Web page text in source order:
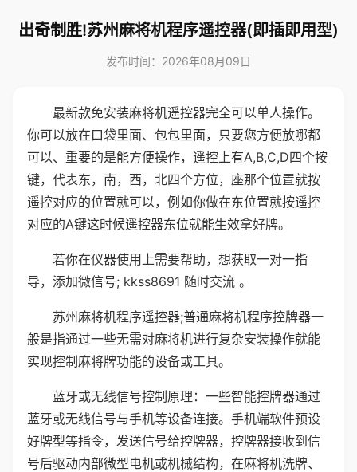
出奇制胜!苏州麻将机程序遥控器(即插即用型)
发布时间：2026年08月09日
最新款免安装麻将机遥控器完全可以单人操作。
你可以放在口袋里面、包包里面，只要您方便放哪都
可以、重要的是能方便操作，遥控上有A,B,C,D四个按
键，代表东，南，西，北四个方位，座那个位置就按
遥控对应的位置就可以，例如你做在东位置就按遥控
对应的A键这时候遥控器东位就能生效拿好牌。
若你在仪器使用上需要帮助，想获取一对一指
导，添加微信号; kkss8691 随时交流 。
苏州麻将机程序遥控器;普通麻将机程序控牌器一
般是指通过一些无需对麻将机进行复杂安装操作就能
实现控制麻将牌功能的设备或工具。
蓝牙或无线信号控制原理：一些智能控牌器通过
蓝牙或无线信号与手机等设备连接。手机端软件预设
好牌型等指令，发送信号给控牌器，控牌器接收到信
号后驱动内部微型电机或机械结构，在麻将机洗牌、